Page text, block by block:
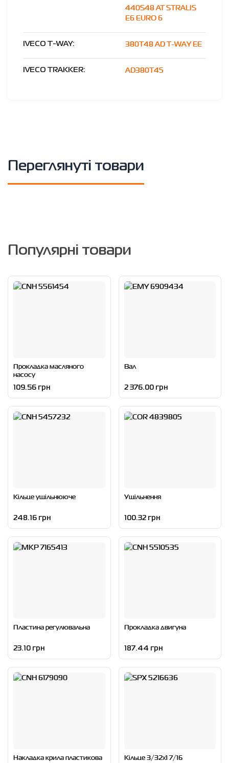
440S48 AT STRALIS
E6 EURO 6
IVECO T-WAY: 380T48 AD T-WAY EE
IVECO TRAKKER: AD380T45
Переглянуті товари
Популярні товари
Прокладка масляного
насосу
109.56 грн
Вал
2 376.00 грн
Кільце ущільнююче
248.16 грн
Ущільнення
100.32 грн
Пластина регулювальна
23.10 грн
Прокладка двигуна
187.44 грн
Накладка крила пластикова Кільце 3/32x1 7/16